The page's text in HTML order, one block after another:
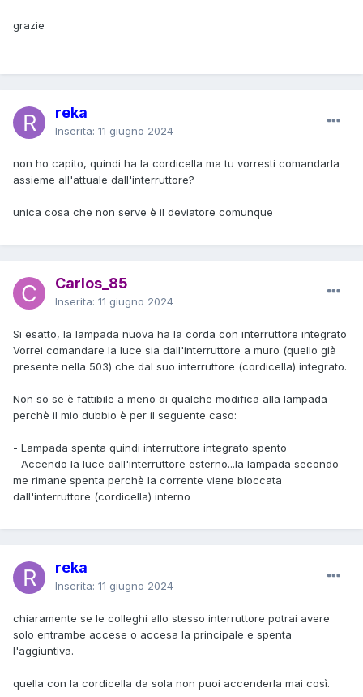
grazie
reka
Inserita: 11 giugno 2024
non ho capito, quindi ha la cordicella ma tu vorresti comandarla
assieme all'attuale dall'interruttore?
unica cosa che non serve è il deviatore comunque
Carlos_85
Inserita: 11 giugno 2024
Si esatto, la lampada nuova ha la corda con interruttore integrato
Vorrei comandare la luce sia dall'interruttore a muro (quello già
presente nella 503) che dal suo interruttore (cordicella) integrato.
Non so se è fattibile a meno di qualche modifica alla lampada
perchè il mio dubbio è per il seguente caso:
- Lampada spenta quindi interruttore integrato spento
- Accendo la luce dall'interruttore esterno...la lampada secondo
me rimane spenta perchè la corrente viene bloccata
dall'interruttore (cordicella) interno
reka
Inserita: 11 giugno 2024
chiaramente se le colleghi allo stesso interruttore potrai avere
solo entrambe accese o accesa la principale e spenta
l'aggiuntiva.
quella con la cordicella da sola non puoi accenderla mai così.